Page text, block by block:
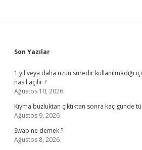
Sidebar
Son Yazılar
1 yıl veya daha uzun süredir kullanılmadığı
nasıl açılır ?
Ağustos 10, 2026
Kıyma buzluktan çıktıktan sonra kaç günde
Ağustos 9, 2026
Swap ne demek ?
Ağustos 8, 2026